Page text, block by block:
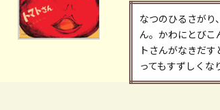
なつのひるさが
ん。かわにとび
トさんがなきだ
ってもすずしくな